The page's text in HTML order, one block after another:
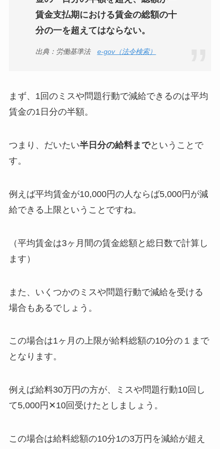
賃金支払期における賃金の総額の十
分の一を超えてはならない。
出典：労働基準法 e-gov（法令検索）
まず、1回のミスや問題行動で減給できるのは平均
賃金の1日分の半額。
つまり、だいたい半日分の給料までということで
す。
例えば平均賃金が10,000円の人ならば5,000円が減
給できる上限ということですね。
（平均賃金は3ヶ月間の賃金総額と総日数で計算し
ます）
また、いくつかのミスや問題行動で減給を受ける
場合もあるでしょう。
この場合は1ヶ月の上限が給料総額の10分の１ まで
となります。
例えば給料30万円の方が、ミスや問題行動10回し
て5,000円✕10回受けたとしましょう。
この場合は給料総額の10分1の3万円を減給が超え